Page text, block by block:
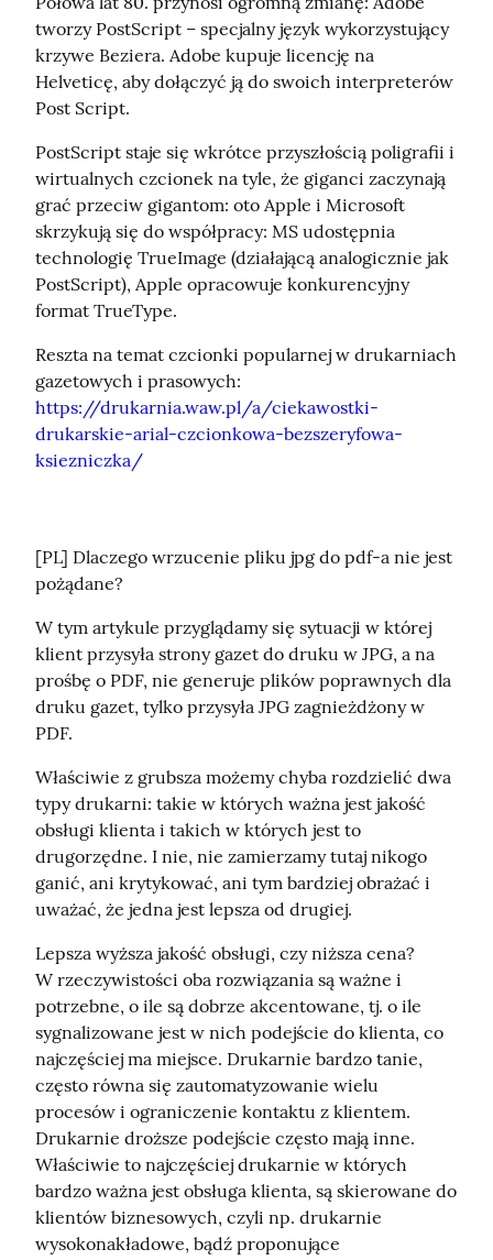
tworzy PostScript – specjalny język wykorzystujący
krzywe Beziera. Adobe kupuje licencję na
Helveticę, aby dołączyć ją do swoich interpreterów
Post Script.
PostScript staje się wkrótce przyszłością poligrafii i
wirtualnych czcionek na tyle, że giganci zaczynają
grać przeciw gigantom: oto Apple i Microsoft
skrzykują się do współpracy: MS udostępnia
technologię TrueImage (działającą analogicznie jak
PostScript), Apple opracowuje konkurencyjny
format TrueType.
Reszta na temat czcionki popularnej w drukarniach
https://drukarnia.waw.pl/a/ciekawostki-
drukarskie-arial-czcionkowa-bezszeryfowa-
ksiezniczka/
[PL] Dlaczego wrzucenie pliku jpg do pdf-a nie jest
pożądane?
W tym artykule przyglądamy się sytuacji w której
klient przysyła strony gazet do druku w JPG, a na
prośbę o PDF, nie generuje plików poprawnych dla
druku gazet, tylko przysyła JPG zagnieżdżony w
PDF.
Właściwie z grubsza możemy chyba rozdzielić dwa
typy drukarni: takie w których ważna jest jakość
obsługi klienta i takich w których jest to
drugorzędne. I nie, nie zamierzamy tutaj nikogo
ganić, ani krytykować, ani tym bardziej obrażać i
uważać, że jedna jest lepsza od drugiej.
Lepsza wyższa jakość obsługi, czy niższa cena?
W rzeczywistości oba rozwiązania są ważne i
potrzebne, o ile są dobrze akcentowane, tj. o ile
sygnalizowane jest w nich podejście do klienta, co
najczęściej ma miejsce. Drukarnie bardzo tanie,
często równa się zautomatyzowanie wielu
procesów i ograniczenie kontaktu z klientem.
Drukarnie droższe podejście często mają inne.
Właściwie to najczęściej drukarnie w których
bardzo ważna jest obsługa klienta, są skierowane do
klientów biznesowych, czyli np. drukarnie
wysokonakładowe, bądź proponujące